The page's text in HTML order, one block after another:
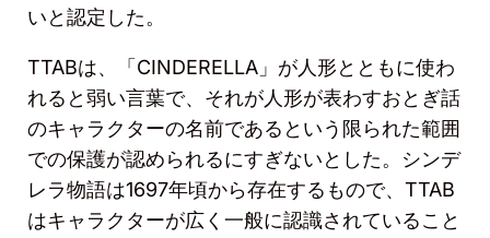
いと認定した。
TTABは、「 CINDERELLA 」が人形とともに使わ
れると弱い言葉で、それが人形が表わすおとぎ話
のキャラクターの名前であるという限られた範囲
での保護が認められるにすぎないとした。シンデ
レラ物語は1697年頃から存在するもので、 TTAB
はキャラクターが広く一般に認識されていること